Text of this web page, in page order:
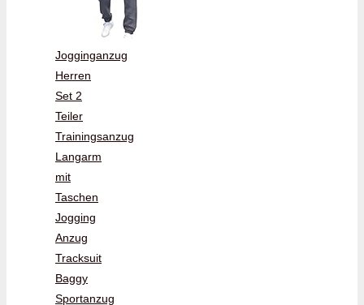
Jogginganzug
Herren
Set 2
Teiler
Trainingsanzug
Langarm
mit
Taschen
Jogging
Anzug
Tracksuit
Baggy
Sportanzug